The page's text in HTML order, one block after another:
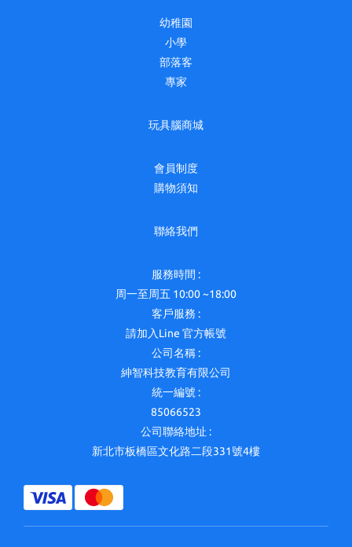
幼稚園
小學
部落客
專家
玩具腦商城
會員制度
購物須知
聯絡我們
服務時間 :
周一至周五 10:00 ~18:00
客戶服務 :
請加入Line 官方帳號
公司名稱 :
紳智科技教育有限公司
統一編號 :
85066523
公司聯絡地址 :
新北市板橋區文化路二段331號4樓